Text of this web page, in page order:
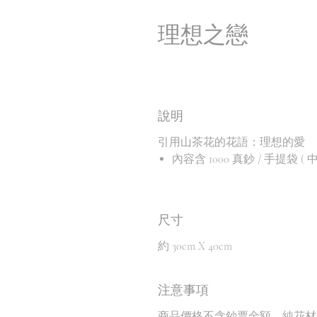
理想之戀
說明
引用山茶花的花語：理想的愛
內容含 1000 真鈔 / 手提袋 (
尺寸
約 30cm X 40cm
注意事項